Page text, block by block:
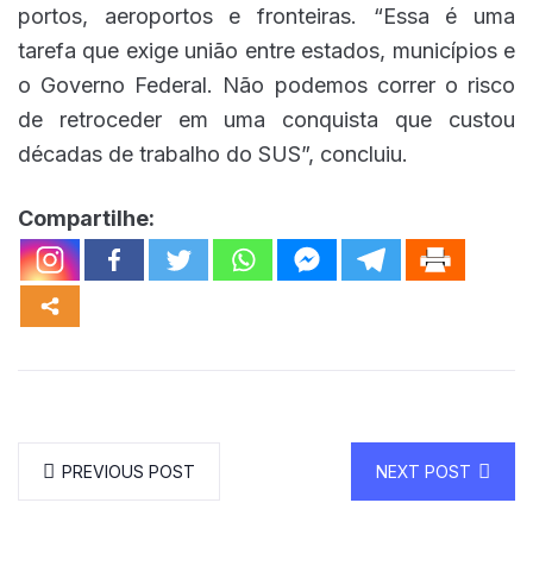
portos, aeroportos e fronteiras. “Essa é uma
tarefa que exige união entre estados, municípios e
o Governo Federal. Não podemos correr o risco
de retroceder em uma conquista que custou
décadas de trabalho do SUS”, concluiu.
Compartilhe:
PREVIOUS POST NEXT POST